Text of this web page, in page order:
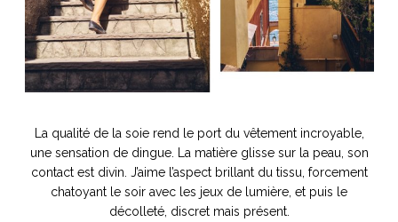
La qualité de la soie rend le port du vêtement incroyable,
une sensation de dingue. La matière glisse sur la peau, son
contact est divin. J’aime l’aspect brillant du tissu, forcement
chatoyant le soir avec les jeux de lumière, et puis le
décolleté, discret mais présent.